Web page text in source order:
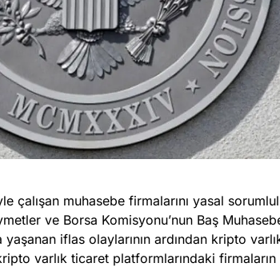
çalışan muhasebe firmalarını yasal
ve Borsa Komisyonu’nun Baş
iflas olaylarının ardından kripto
varlık ticaret platformlarındaki